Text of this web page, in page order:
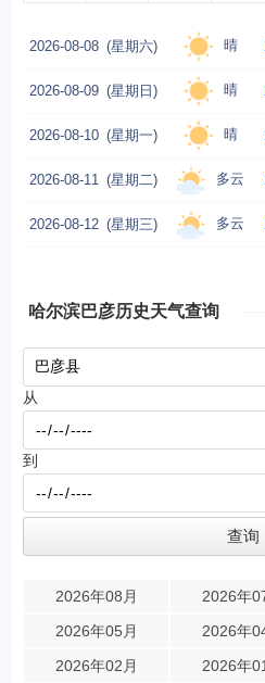
2026-08-08 (星期六) 晴
2026-08-09 (星期日) 晴
2026-08-10 (星期一) 晴
2026-08-11 (星期二) 多云
2026-08-12 (星期三) 多云
哈尔滨巴彦历史天气查询
从
到
2026年08月 2026年
2026年05月
2026年
2026年02月
2026年